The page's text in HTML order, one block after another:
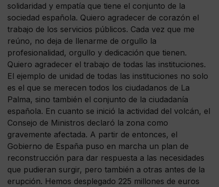
solidaridad y empatía que tiene el conjunto de la
sociedad española. Quiero agradecer de corazón el
trabajo de los servicios públicos. Cada vez que me
reúno, no deja de llenarme de orgullo la
profesionalidad, orgullo y dedicación que tienen.
Quiero agradecer el trabajo de todas las instituciones.
El ejemplo de unidad de todas las instituciones no solo
es el que se merecen todos los ciudadanos de La
Palma, sino también el conjunto de la ciudadanía
española. En cuanto se inició la actividad del volcán, el
Consejo de Ministros declaró la zona como
gravemente afectada. A partir de entonces, el
Gobierno de España puso en marcha un plan de
reconstrucción para dar respuesta a las necesidades
que pudieran surgir, pero también a otras antes de la
erupción. Hemos desplegado 225 millones de euros